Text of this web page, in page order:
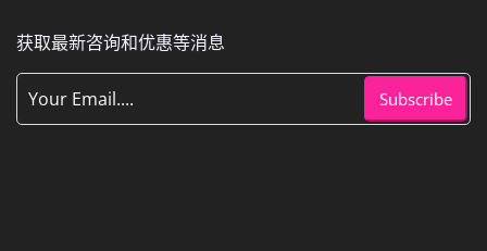
获取最新咨询和优惠等消息
Subscribe